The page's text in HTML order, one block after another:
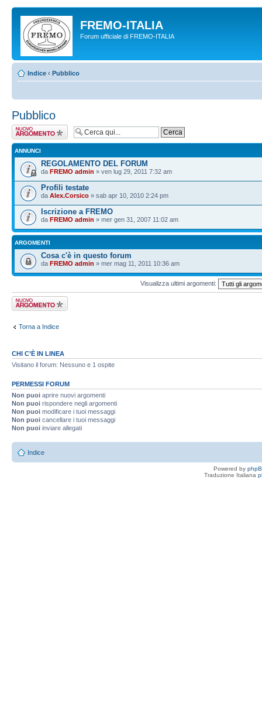
FREMO-ITALIA
Forum ufficiale di FREMO-ITALIA
Indice ‹ Pubblico
Pubblico
Scrivi un nuovo
argomento
ANNUNCI
REGOLAMENTO DEL FORUM
da FREMO admin » ven lug 29, 2011 7:32 am
Profili testate
da Alex.Corsico » sab apr 10, 2010 2:24 pm
Iscrizione a FREMO
da FREMO admin » mer gen 31, 2007 11:02 am
ARGOMENTI
Cosa c'è in questo forum
da FREMO admin » mer mag 11, 2011 10:36 am
Visualizza ultimi argomenti:
Scrivi un nuovo
argomento
Torna a Indice
CHI C’È IN LINEA
Visitano il forum: Nessuno e 1 ospite
PERMESSI FORUM
Non puoi aprire nuovi argomenti
Non puoi rispondere negli argomenti
Non puoi modificare i tuoi messaggi
Non puoi cancellare i tuoi messaggi
Non puoi inviare allegati
Indice
Powered by
Traduzione Italiana